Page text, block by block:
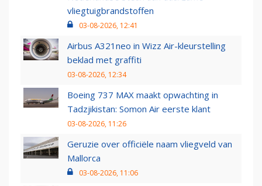
vliegtuigbrandstoffen
03-08-2026, 12:41
Airbus A321neo in Wizz Air-kleurstelling
beklad met graffiti
03-08-2026, 12:34
Boeing 737 MAX maakt opwachting in
Tadzjikistan: Somon Air eerste klant
03-08-2026, 11:26
Geruzie over officiële naam vliegveld van
Mallorca
03-08-2026, 11:06